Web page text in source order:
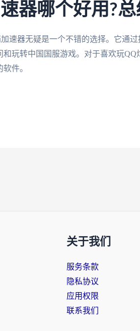
器哪个好用?
速器无疑是一个不错的选择。它通
玩转中国国服游戏。对于喜欢玩
件。
关于我们
服务条款
隐私协议
应用权限
联系我们